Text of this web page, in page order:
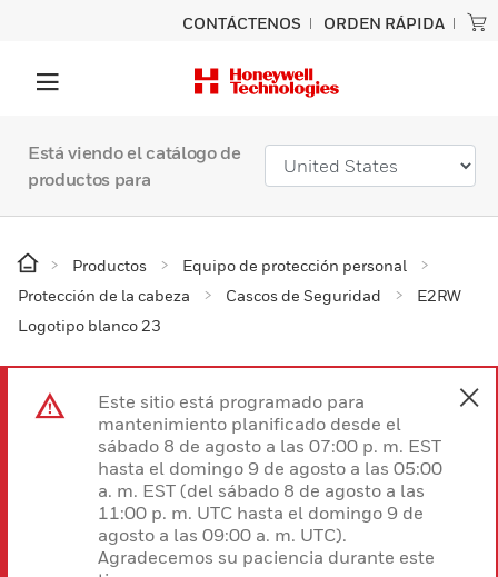
CONTÁCTENOS ORDEN RÁPIDA
Está viendo el catálogo de
productos para
Productos
Equipo de protección personal
Protección de la cabeza
Cascos de Seguridad
E2RW
Logotipo blanco 23
Este sitio está programado para
mantenimiento planificado desde el
sábado 8 de agosto a las 07:00 p. m. EST
hasta el domingo 9 de agosto a las 05:00
a. m. EST (del sábado 8 de agosto a las
11:00 p. m. UTC hasta el domingo 9 de
agosto a las 09:00 a. m. UTC).
Agradecemos su paciencia durante este